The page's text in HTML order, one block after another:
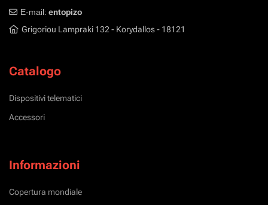
E-mail: entopizo
Grigoriou Lampraki 132 - Korydallos - 18121
Catalogo
Dispositivi telematici
Accessori
Informazioni
Copertura mondiale